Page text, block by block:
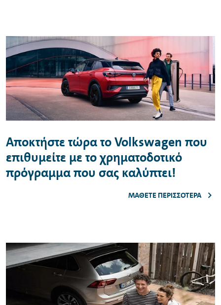
Αποκτήστε τώρα τοVolkswagen που
επιθυμείτε με το χρηματοδοτικό
πρόγραμμα που σας καλύπτει!
ΜΆΘΕΤΕ ΠΕΡΙΣΣΌΤΕΡΑ